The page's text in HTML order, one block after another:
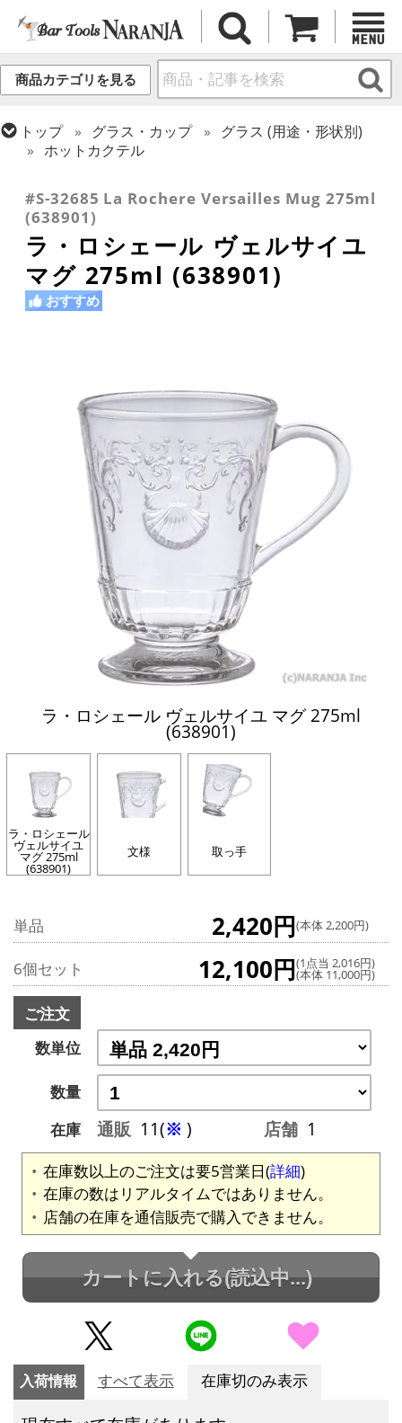
商品カテゴリを見る
トップ グラス・カップ
グラス (用途・形状別)
ホットカクテル
ラ・ロシェール
#S-32685 La Rochere Versailles Mug 275ml
(638901)
ラ・ロシェール ヴェルサイユ
マグ 275ml (638901)
おすすめ
ラ・ロシェール ヴェルサイユ マグ 275ml
(638901)
ラ・ロシェール
ヴェルサイユ
マグ 275ml
(638901)
文様 取っ手
単品 2,420円(本体 2,200円)
6個セット 12,100円(1点当 2,016円)
(本体 11,000円)
ご注文
数単位
数量
在庫
通販 11(※ ) 店舗 1
在庫数以上のご注文は要5営業日(詳細)
在庫の数はリアルタイムではありません。
店舗の在庫を通信販売で購入できません。
カートに入れる(読込中...)
入荷情報 すべて表示 在庫切のみ表示